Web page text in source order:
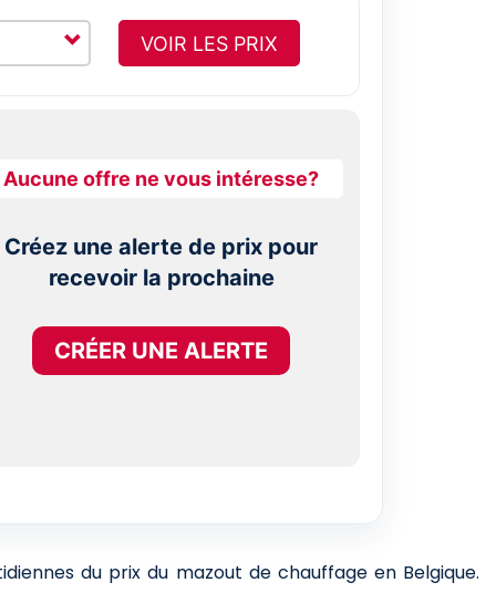
VOIR LES PRIX
Aucune offre ne vous intéresse?
Créez une alerte de prix pour
recevoir la prochaine
CRÉER UNE ALERTE
du prix du mazout de chauffage en Belgique.